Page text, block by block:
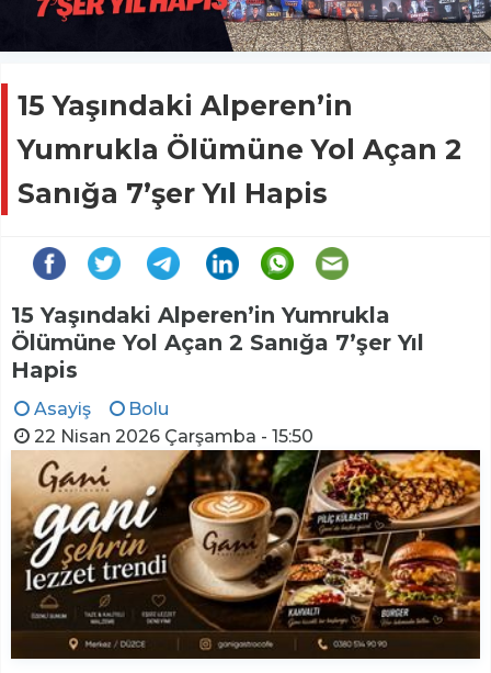
15 Yaşındaki Alperen’in
Yumrukla Ölümüne Yol Açan 2
Sanığa 7’şer Yıl Hapis
15 Yaşındaki Alperen’in Yumrukla
Ölümüne Yol Açan 2 Sanığa 7’şer Yıl
Hapis
Asayiş
Bolu
22 Nisan 2026 Çarşamba - 15:50